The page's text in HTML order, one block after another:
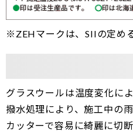
※ ZEHマークは、SIIの定め
グラスウールは温度変化に
撥⽔処理により、施⼯中の⾬
カッターで容易に綺麗に切断